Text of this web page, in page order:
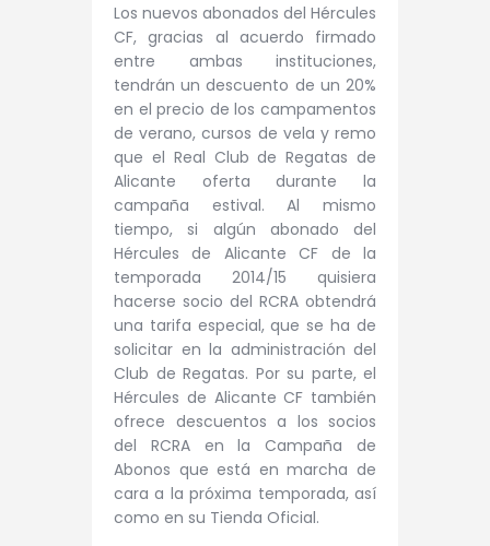
Los nuevos abonados del Hércules
CF, gracias al acuerdo firmado
entre ambas instituciones,
tendrán un descuento de un 20%
en el precio de los campamentos
de verano, cursos de vela y remo
que el Real Club de Regatas de
Alicante oferta durante la
campaña estival. Al mismo
tiempo, si algún abonado del
Hércules de Alicante CF de la
temporada 2014/15 quisiera
hacerse socio del RCRA obtendrá
una tarifa especial, que se ha de
solicitar en la administración del
Club de Regatas. Por su parte, el
Hércules de Alicante CF también
ofrece descuentos a los socios
del RCRA en la Campaña de
Abonos que está en marcha de
cara a la próxima temporada, así
como en su Tienda Oficial.